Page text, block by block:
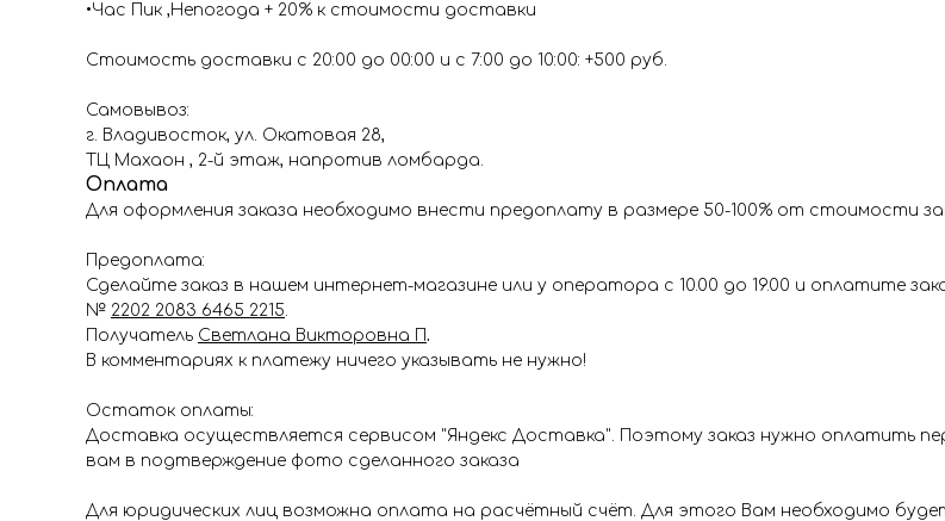
•Час Пик ,Непогода + 20% к стоимости доставки
Стоимость доставки с 20:00 до 00:00 и с 7:00 до 10:00: +500 руб.
Самовывоз:
г. Владивосток, ул. Окатовая 28,
ТЦ Махаон , 2-й этаж, напротив ломбарда.
Оплата
Для оформления заказа необходимо внести предоплату в размере 50-100% от стоимости
Предоплата:
Сделайте заказ в нашем интернет-магазине или у оператора с 10.00 до 19.00 и оплатите
№ 2202 2083 6465 2215.
Получатель Светлана Викторовна П.
В комментариях к платежу ничего указывать не нужно!
Остаток оплаты:
Доставка осуществляется сервисом "Яндекс Доставка". Поэтому заказ нужно оплатить
вам в подтверждение фото сделанного заказа
Для юридических лиц возможна оплата на расчётный счёт. Для этого Вам необходимо